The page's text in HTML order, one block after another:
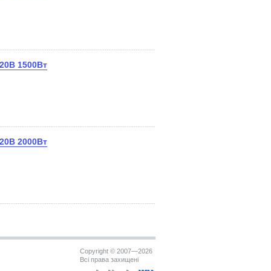
1500Вт
2000Вт
Copyright © 2007—2026
Всі права захищені